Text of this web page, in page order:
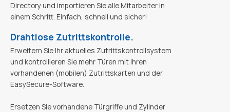
Directory und importieren Sie alle Mitarbeiter in
einem Schritt. Einfach, schnell und sicher!
Drahtlose Zutrittskontrolle.
Erweitern Sie Ihr aktuelles Zutrittskontrollsystem
und kontrollieren Sie mehr Türen mit Ihren
vorhandenen (mobilen) Zutrittskarten und der
EasySecure-Software.
Ersetzen Sie vorhandene Türgriffe und Zylinder